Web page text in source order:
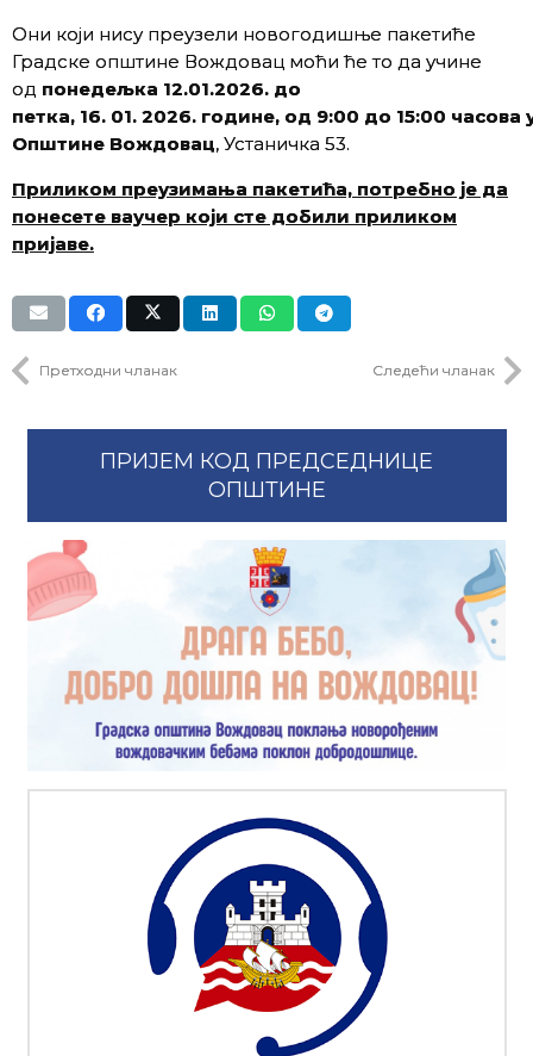
Они који нису преузели новогодишње пакетиће
Градске општине Вождовац моћи ће то да учине
од понедељка 12.01.2026. до
петка, 16. 01. 2026. године, од 9:00 до 15:00 часова
Општине Вождовац, Устаничка 53.
Приликом преузимања пакетића, потребно је да
понесете ваучер који сте добили приликом
пријаве.
Претходни чланак Следећи чланак
ПРИЈЕМ КОД ПРЕДСЕДНИЦЕ
ОПШТИНЕ